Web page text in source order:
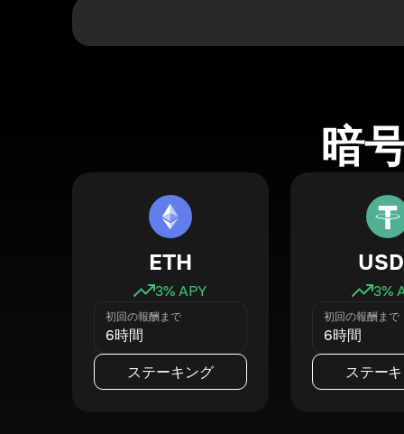
暗
ETH
3% APY
初回の報酬まで
6時間
ステーキング
3%
初回の報酬まで
6時間
ステー